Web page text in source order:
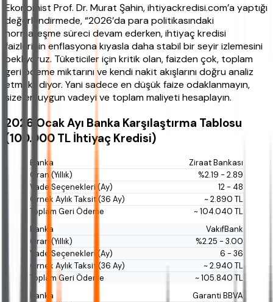
Ekonomist Prof. Dr. Murat Şahin, ihtiyackredisi.com’a yaptığı
değerlendirmede, “2026’da para politikasındaki
normalleşme süreci devam ederken, ihtiyaç kredisi
faizlerinin enflasyona kıyasla daha stabil bir seyir izlemesini
bekliyoruz. Tüketiciler için kritik olan, faizden çok, toplam
geri ödeme miktarını ve kendi nakit akışlarını doğru analiz
etmek” diyor. Yani sadece en düşük faize odaklanmayın,
size en uygun vadeyi ve toplam maliyeti hesaplayın.
2026 Ocak Ayı Banka Karşılaştırma Tablosu
(100.000 TL İhtiyaç Kredisi)
Ziraat Bankası
%2.19 - 2.89
12 - 48
~ 2.890 TL
~ 104.040 TL
VakıfBank
%2.25 - 3.00
6 - 36
~ 2.940 TL
~ 105.840 TL
Garanti BBVA